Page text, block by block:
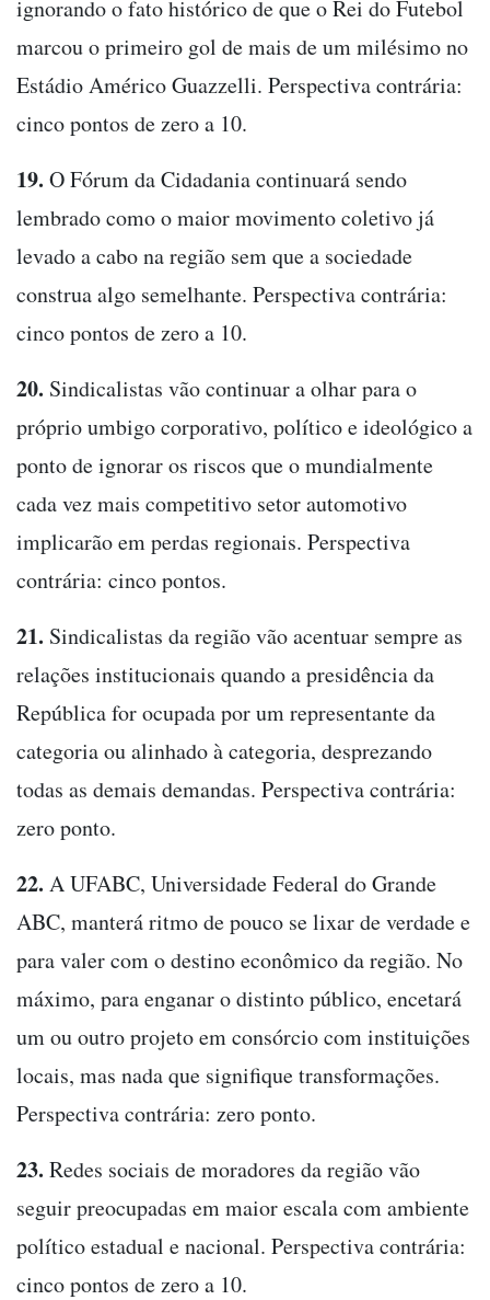
ignorando o fato histórico de que o Rei do Futebol
marcou o primeiro gol de mais de um milésimo no
Estádio Américo Guazzelli. Perspectiva contrária:
cinco pontos de zero a 10.
19. O Fórum da Cidadania continuará sendo
lembrado como o maior movimento coletivo já
levado a cabo na região sem que a sociedade
construa algo semelhante. Perspectiva contrária:
cinco pontos de zero a 10.
20. Sindicalistas vão continuar a olhar para o
próprio umbigo corporativo, político e ideológico a
ponto de ignorar os riscos que o mundialmente
cada vez mais competitivo setor automotivo
implicarão em perdas regionais. Perspectiva
contrária: cinco pontos.
21. Sindicalistas da região vão acentuar sempre as
relações institucionais quando a presidência da
República for ocupada por um representante da
categoria ou alinhado à categoria, desprezando
todas as demais demandas. Perspectiva contrária:
zero ponto.
22. A UFABC, Universidade Federal do Grande
ABC, manterá ritmo de pouco se lixar de verdade e
para valer com o destino econômico da região. No
máximo, para enganar o distinto público, encetará
um ou outro projeto em consórcio com instituições
locais, mas nada que signifique transformações.
Perspectiva contrária: zero ponto.
23. Redes sociais de moradores da região vão
seguir preocupadas em maior escala com ambiente
político estadual e nacional. Perspectiva contrária:
cinco pontos de zero a 10.